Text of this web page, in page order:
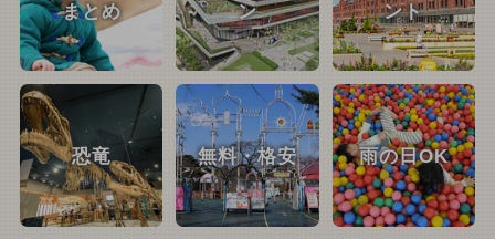
まとめ
ン
ント
恐竜 無料・格安 雨の日OK